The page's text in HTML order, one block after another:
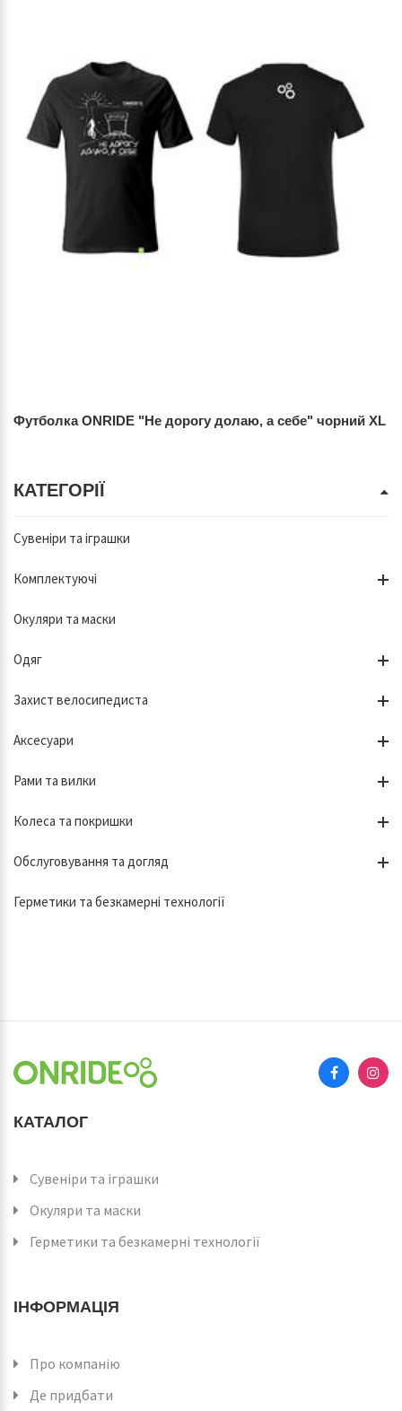
Футболка ONRIDE "Не дорогу долаю, а себе" чорний XL
КАТЕГОРІЇ
Сувеніри та іграшки
Комплектуючі
Окуляри та маски
Одяг
Захист велосипедиста
Аксесуари
Рами та вилки
Колеса та покришки
Обслуговування та догляд
Герметики та безкамерні технології
КАТАЛОГ
Сувеніри та іграшки
Окуляри та маски
Герметики та безкамерні технології
ІНФОРМАЦІЯ
Про компанію
Де придбати